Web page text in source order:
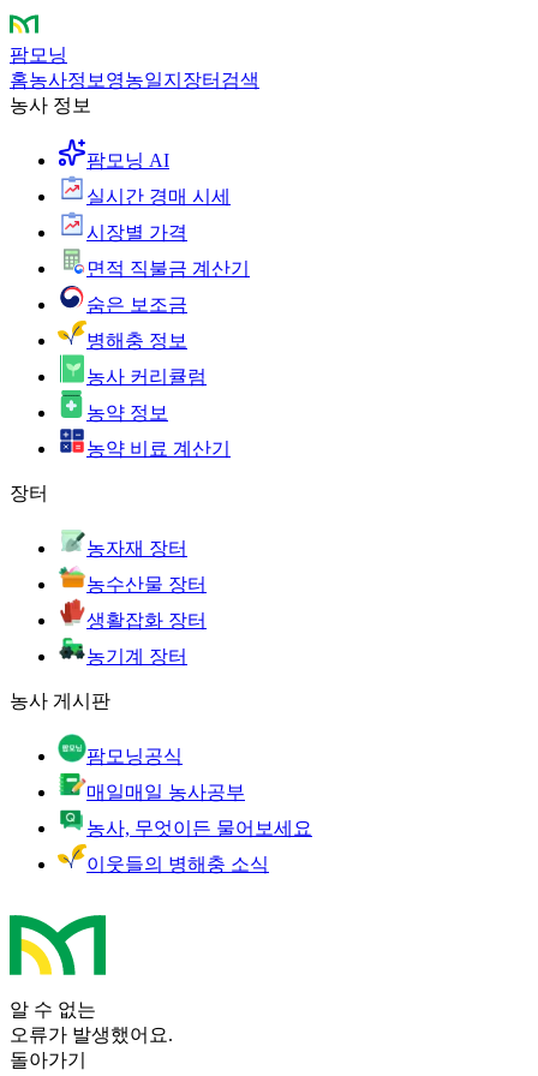
팜모닝
홈농사정보 영농일지 장터 검색
농사 정보
팜모닝 AI
실시간 경매 시세
시장별 가격
면적 직불금 계산기
숨은 보조금
병해충 정보
농사 커리큘럼
농약 정보
농약 비료 계산기
장터
농자재 장터
농수산물 장터
생활잡화 장터
농기계 장터
농사 게시판
팜모닝공식
매일매일 농사공부
농사, 무엇이든 물어보세요
이웃들의 병해충 소식
알 수 없는
오류가 발생했어요.
돌아가기